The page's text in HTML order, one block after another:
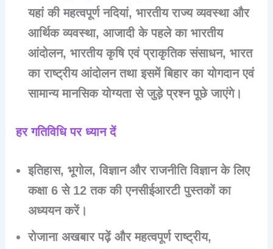
यहां की महत्वपूर्ण नदियां, भारतीय राज्य व्यवस्था और
आर्थिक व्यवस्था, आजादी के पहले का भारतीय
आंदोलन, भारतीय कृषि एवं प्राकृतिक संसाधन, भारत
का राष्ट्रीय आंदोलन तथा इसमें बिहार का योगदान एवं
सामान्य मानसिक योग्यता से जुड़े प्रश्न पूछे जाएंगे।
हर गतिविधि पर ध्यान दें
इतिहास, भूगोल, विज्ञान और राजनीति विज्ञान के लिए
कक्षा 6 से 12 तक की एनसीईआरटी पुस्तकों का
अध्ययन करें।
रोजाना अखबार पढ़ें और महत्वपूर्ण राष्ट्रीय,